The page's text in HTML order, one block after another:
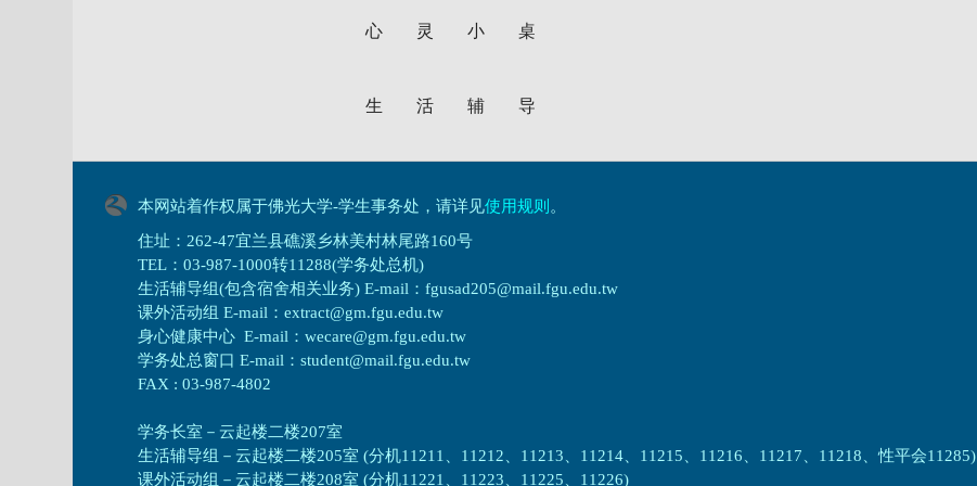
心灵小桌
生活辅导
本网站着作权属于佛光大学-学生事务处，请详见使用规则 。
住址：262-47宜兰县礁溪乡林美村林尾路160号
TEL：03-987-1000转11288(学务处总机)
生活辅导组(包含宿舍相关业务) E-mail：fgusad205@mail.fgu.edu.tw
课外活动组 E-mail：extract@gm.fgu.edu.tw
身心健康中心 E-mail：wecare@gm.fgu.edu.tw
学务处总窗口 E-mail：student@mail.fgu.edu.tw
FAX : 03-987-4802
学务长室－云起楼二楼207室
生活辅导组 － 云起楼二楼205室 (分机11211、11212、11213、11214、11215、11216、11217、11218、性平会11285)
课外活动组 － 云起楼二楼208室 (分机11221、11223、11225、11226)